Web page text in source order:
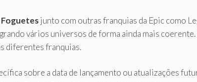
Foguetesjunto com outras franquias da Epic como
vários universos de forma ainda mais coerente.
diferentes franquias.
sobre a data de lançamento ou atualizações